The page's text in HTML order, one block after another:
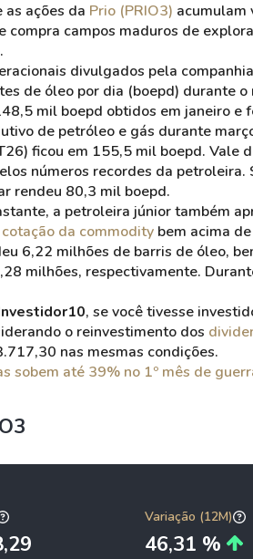
as ações da Prio (PRIO3) acumulam
compra campos maduros de
divulgados pela
de óleo por dia (boepd) durante
mil boepd obtidos em janeiro e
de petróleo e gás durante
ficou em 155,5 mil boepd. Vale
números recordes da petroleira.
rendeu 80,3 mil boepd.
a petroleira júnior também
cotação da commodity bem acima
6,22 milhões de barris de óleo,
milhões, respectivamente.
, se você tivesse
o reinvestimento dos
nas mesmas condições.
sobem até 39% no 1º mês de
Variação (12M)
46,31 %